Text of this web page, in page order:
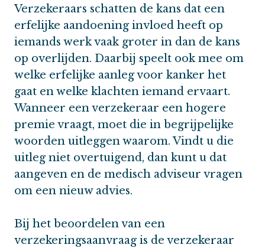
Verzekeraars schatten de kans dat een
erfelijke aandoening invloed heeft op
iemands werk vaak groter in dan de kans
op overlijden. Daarbij speelt ook mee om
welke erfelijke aanleg voor kanker het
gaat en welke klachten iemand ervaart.
Wanneer een verzekeraar een hogere
premie vraagt, moet die in begrijpelijke
woorden uitleggen waarom. Vindt u die
uitleg niet overtuigend, dan kunt u dat
aangeven en de medisch adviseur vragen
om een nieuw advies.
Bij het beoordelen van een
verzekeringsaanvraag is de verzekeraar